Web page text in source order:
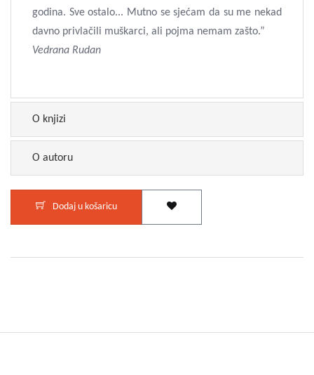
godina. Sve ostalo... Mutno se sjećam da su me nekad
davno privlačili muškarci, ali pojma nemam zašto.”
Vedrana Rudan
O knjizi
O autoru
Dodaj u košaricu